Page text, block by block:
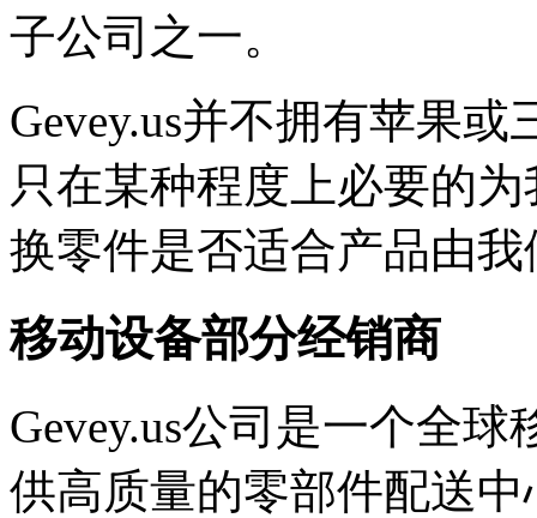
子公司之一。
Gevey.us并不拥有苹果
只在某种程度上必要的
换零件是否适合产品由
移动设备部分经销商
Gevey.us公司是一个全
供高质量的零部件配送